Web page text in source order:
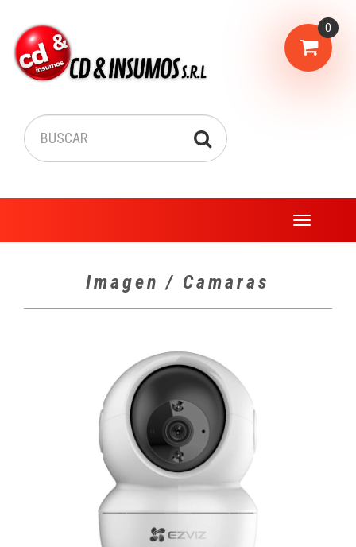
0
Menu
Imagen / Camaras